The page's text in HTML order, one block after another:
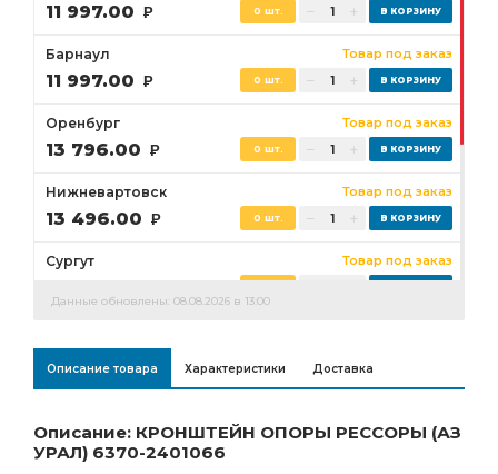
11 997.00 Р 0 шт.
Барнаул Товар под заказ
11 997.00 Р 0 шт.
Оренбург Товар под заказ
13 796.00 Р 0 шт.
Нижневартовск Товар под заказ
13 496.00 Р 0 шт.
Сургут Товар под заказ
11 997.00 Р
Данные обновлены: 08.08.2026 в 13:00
Описание товара Характеристики Доставка
Описание: КРОНШТЕЙН ОПОРЫ РЕССОРЫ (АЗ
УРАЛ) 6370-2401066